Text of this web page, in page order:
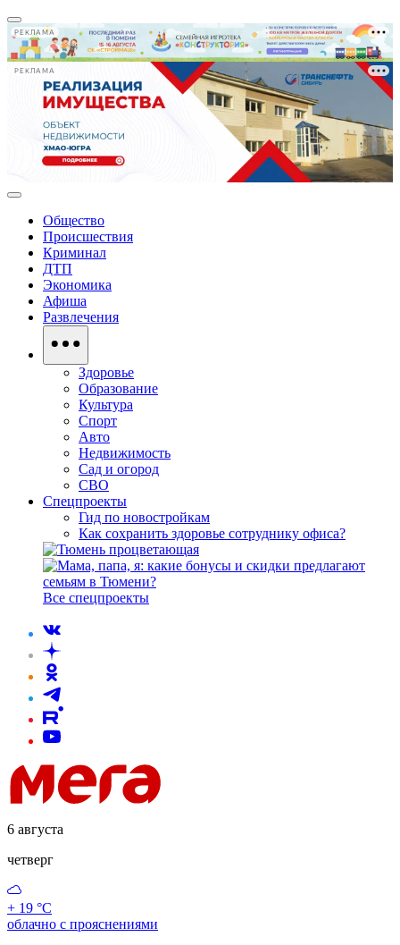
РЕКЛАМА
РЕКЛАМА
Общество
Происшествия
Криминал
ДТП
Экономика
Афиша
Развлечения
Здоровье
Образование
Культура
Спорт
Авто
Недвижимость
Сад и огород
СВО
Спецпроекты
Гид по новостройкам
Как сохранить здоровье сотруднику офиса?
Все спецпроекты
6 августа
четверг
+ 19 °С
облачно с прояснениями